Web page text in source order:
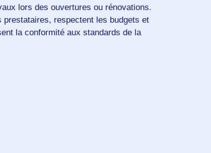
lors des ouvertures ou rénovations.
prestataires, respectent les budgets et
la conformité aux standards de la